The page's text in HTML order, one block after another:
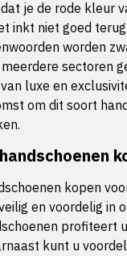
je de rode kleur
inkt niet goed
worden
meerdere sectoren
luxe en
om dit soort
kopen
en voordelig in
profiteert
kunt u